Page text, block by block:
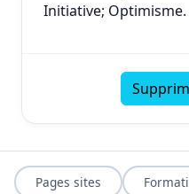
Initiative; Optimisme.
Pages sites